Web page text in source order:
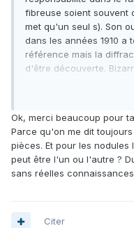
fibreuse soient souvent
met qu'un seul s). Son
dans les années 1910 a
référence mais la
d'être découverte.
ne sont pas celles de la
existent (avec des
trouver une espèce
disponibilité en ions
légèrement déficitaire
Montage emprunté à un
Ok, merci beaucoup pour
Parce qu'on me dit
pièces. Et pour les nodules
peut être l'un ou l'autre ?
sans réelles
Citer